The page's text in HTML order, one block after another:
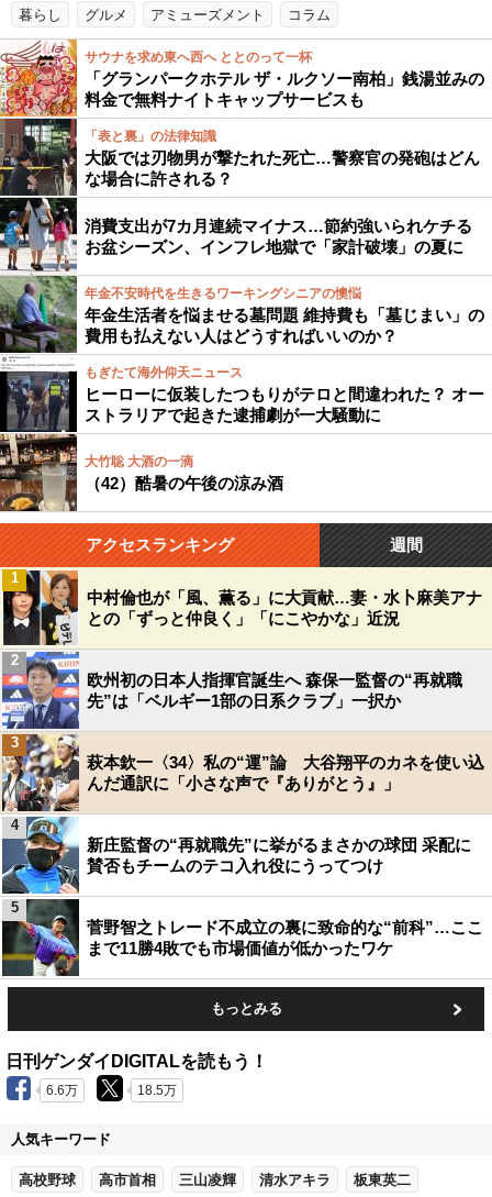
暮らし グルメ アミューズメント コラム
サウナを求め東へ西へ ととのって一杯
「グランパークホテル ザ・ルクソー南柏」銭湯並みの
料金で無料ナイトキャップサービスも
「表と裏」の法律知識
大阪では刃物男が撃たれた死亡…警察官の発砲はどん
な場合に許される？
消費支出が7カ月連続マイナス…節約強いられケチる
お盆シーズン、インフレ地獄で「家計破壊」の夏に
年金不安時代を生きるワーキングシニアの懊悩
年金生活者を悩ませる墓問題 維持費も「墓じまい」の
費用も払えない人はどうすればいいのか？
もぎたて海外仰天ニュース
ヒーローに仮装したつもりがテロと間違われた？ オー
ストラリアで起きた逮捕劇が一大騒動に
大竹聡 大酒の一滴
（42）酷暑の午後の涼み酒
アクセスランキング 週間
中村倫也が「風、薫る」に大貢献…妻・水卜麻美アナ
との「ずっと仲良く」「にこやかな」近況
1
欧州初の日本人指揮官誕生へ 森保一監督の“再就職
先”は「ベルギー1部の日系クラブ」一択か
2
萩本欽一〈34〉私の“運”論 大谷翔平のカネを使い込
んだ通訳に「小さな声で『ありがとう』」
3
新庄監督の“再就職先”に挙がるまさかの球団 采配に
賛否もチームのテコ入れ役にうってつけ
4
菅野智之トレード不成立の裏に致命的な“前科”…ここ
まで11勝4敗でも市場価値が低かったワケ
5
もっとみる
日刊ゲンダイDIGITALを読もう！
6.6万 18.5万
人気キーワード
高校野球 高市首相 三山凌輝 清水アキラ 板東英二